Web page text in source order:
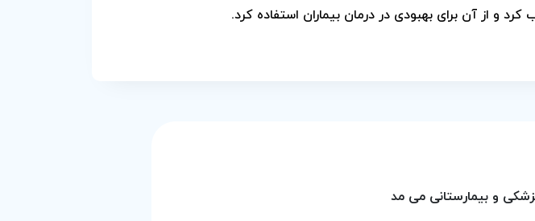
و از آن برای بهبودی در درمان بیماران استفاده کرد.
و بیمارستانی می مد